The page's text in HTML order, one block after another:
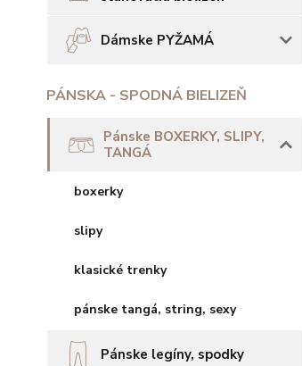
Dámske PYŽAMÁ
PÁNSKA - SPODNÁ BIELIZEŇ
Pánske BOXERKY, SLIPY,
TANGÁ
boxerky
slipy
klasické trenky
pánske tangá, string, sexy
Pánske legíny, spodky